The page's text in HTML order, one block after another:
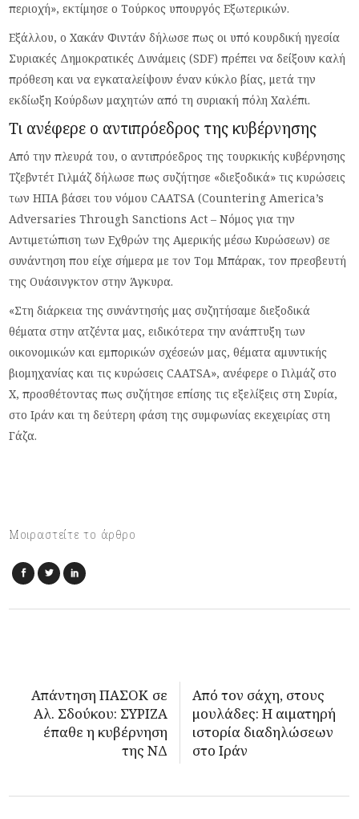
περιοχή», εκτίμησε ο Τούρκος υπουργός Εξωτερικών.
Εξάλλου, ο Χακάν Φιντάν δήλωσε πως οι υπό κουρδική ηγεσία
Συριακές Δημοκρατικές Δυνάμεις (SDF) πρέπει να δείξουν καλή
πρόθεση και να εγκαταλείψουν έναν κύκλο βίας, μετά την
εκδίωξη Κούρδων μαχητών από τη συριακή πόλη Χαλέπι.
Τι ανέφερε ο αντιπρόεδρος της κυβέρνησης
Από την πλευρά του, ο αντιπρόεδρος της τουρκικής κυβέρνησης
Τζεβντέτ Γιλμάζ δήλωσε πως συζήτησε «διεξοδικά» τις κυρώσεις
των ΗΠΑ βάσει του νόμου CAATSA (Countering America’s
Adversaries Through Sanctions Act – Νόμος για την
Αντιμετώπιση των Εχθρών της Αμερικής μέσω Κυρώσεων) σε
συνάντηση που είχε σήμερα με τον Τομ Μπάρακ, τον πρεσβευτή
της Ουάσινγκτον στην Άγκυρα.
«Στη διάρκεια της συνάντησής μας συζητήσαμε διεξοδικά
θέματα στην ατζέντα μας, ειδικότερα την ανάπτυξη των
οικονομικών και εμπορικών σχέσεών μας, θέματα αμυντικής
βιομηχανίας και τις κυρώσεις CAATSA», ανέφερε ο Γιλμάζ στο
X, προσθέτοντας πως συζήτησε επίσης τις εξελίξεις στη Συρία,
στο Ιράν και τη δεύτερη φάση της συμφωνίας εκεχειρίας στη
Γάζα.
Μοιραστείτε το άρθρο
Απάντηση ΠΑΣΟΚ σε
Αλ. Σδούκου: ΣΥΡΙΖΑ
έπαθε η κυβέρνηση
της ΝΔ
Από τον σάχη, στους
μουλάδες: Η αιματηρή
ιστορία διαδηλώσεων
στο Ιράν